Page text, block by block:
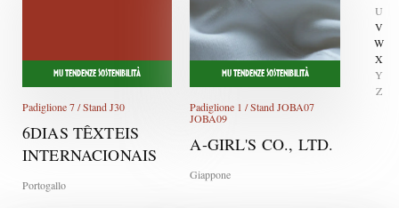
U
V
W
X
Y
Z
MU TENDENZE SOSTENIBILITÀ
Padiglione 7 / Stand J30
6DIAS TÊXTEIS
INTERNACIONAIS
Portogallo
MU TENDENZE SOSTENIBILITÀ
Padiglione 1 / Stand JOBA07
JOBA09
A-GIRL'S CO., LTD.
Giappone